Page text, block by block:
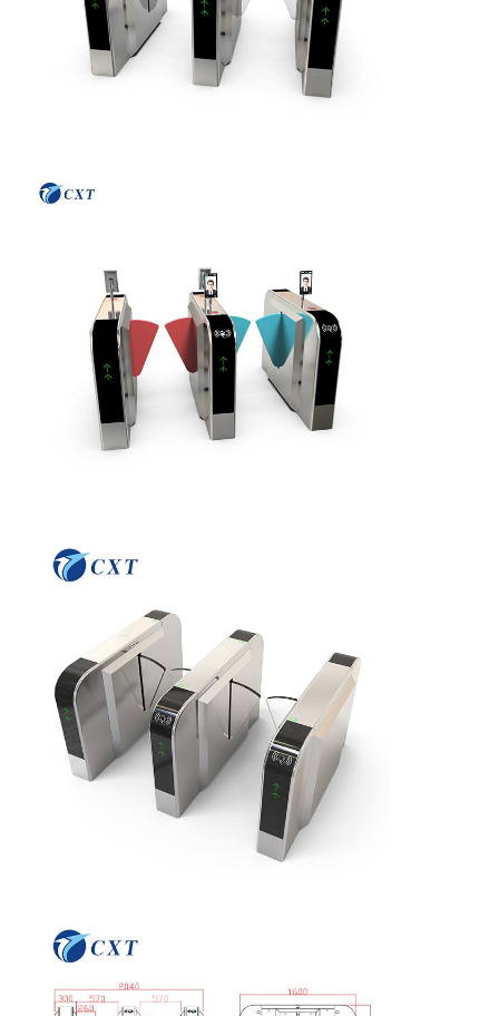
Huis
Contact Met
Ons Op
Vraag Een
Volledige hoogteturnstile
Snelheidspoort